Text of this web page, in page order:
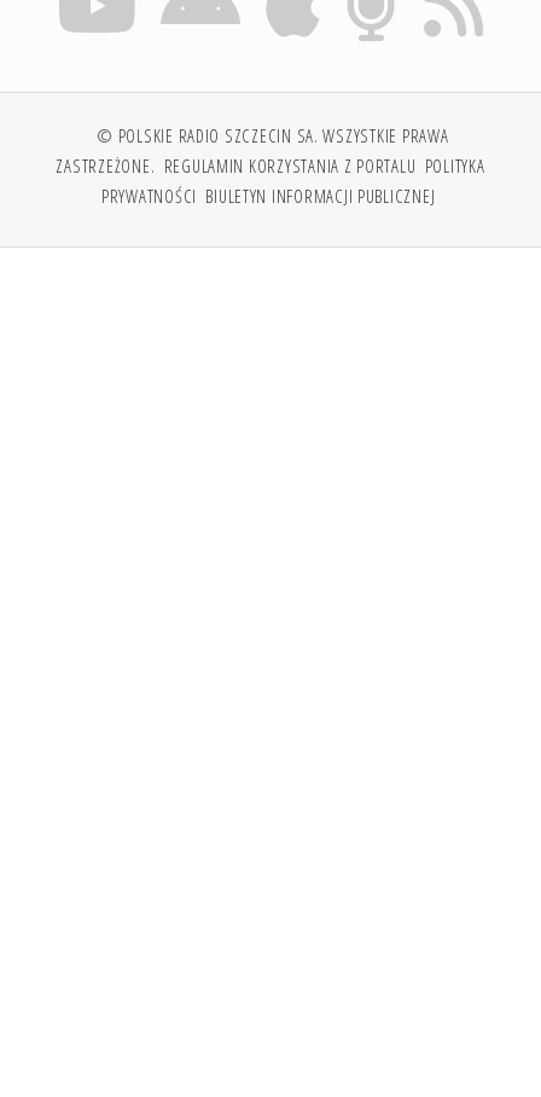
© POLSKIE RADIO SZCZECIN SA. WSZYSTKIE PRAWA
ZASTRZEŻONE. REGULAMIN KORZYSTANIA Z PORTALU POLITYKA
PRYWATNOŚCI BIULETYN INFORMACJI PUBLICZNEJ